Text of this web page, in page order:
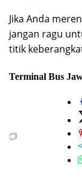
Jika Anda
jangan ragu
titik
Terminal Bus